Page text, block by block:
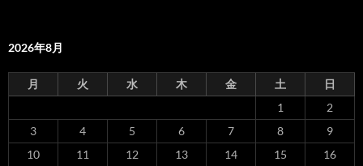
2026年8月
月 火 水 木 金 土
日
1
2
3
4 5 6 7 8
9
10
11 12 13 14 15
16